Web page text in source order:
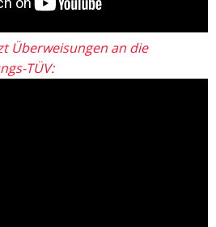
Überweisungen an die
TÜV: